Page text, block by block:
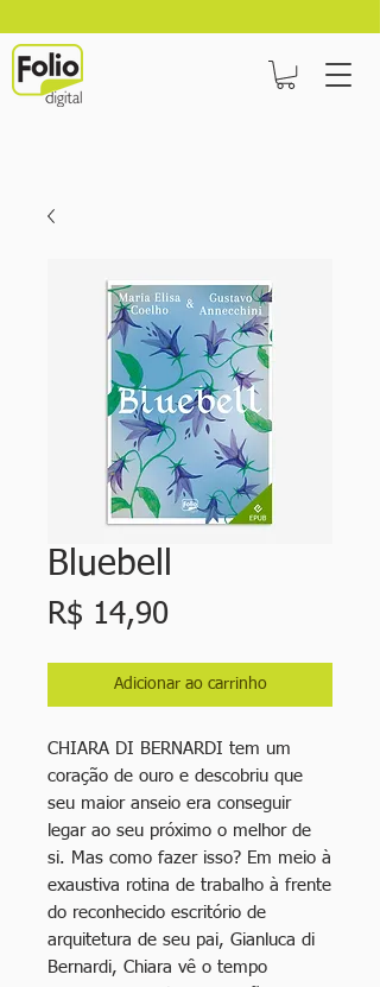
Bluebell
R$ 14,90Preço
Adicionar ao carrinho
CHIARA DI BERNARDI tem um
coração de ouro e descobriu que
seu maior anseio era conseguir
legar ao seu próximo o melhor de
si. Mas como fazer isso? Em meio à
exaustiva rotina de trabalho à frente
do reconhecido escritório de
arquitetura de seu pai, Gianluca di
Bernardi, Chiara vê o tempo